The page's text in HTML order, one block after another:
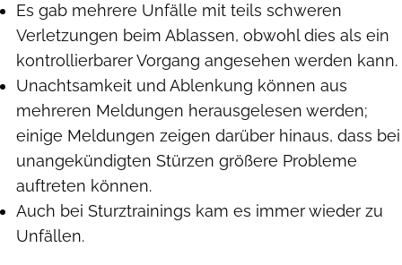
Es gab mehrere Unfälle mit teils schweren
Verletzungen beim Ablassen, obwohl dies als ein
kontrollierbarer Vorgang angesehen werden kann.
Unachtsamkeit und Ablenkung können aus
mehreren Meldungen herausgelesen werden;
einige Meldungen zeigen darüber hinaus, dass bei
unangekündigten Stürzen größere Probleme
auftreten können.
Auch bei Sturztrainings kam es immer wieder zu
Unfällen.